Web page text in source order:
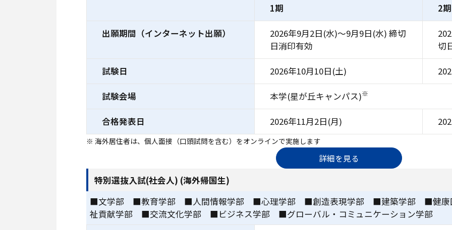
1期
2期
出願期間（インターネット出願）
2026年9月2日(水)～9月9日(水) 締切
日消印有効
切
試験日 2026年10月10日(土)
試験会場 本学(星が丘キャンパス)※
合格発表日 2026年11月2日(月)
※ 海外居住者は、個人面接（口頭試問を含む）をオンラインで実施します
詳細を見る
特別選抜入試(社会人) (海外帰国生)
■文学部 ■教育学部 ■人間情報学部 ■心理学部 ■創造表現学部 ■建築学部 ■健康
祉貢献学部 ■交流文化学部 ■ビジネス学部 ■グローバル・コミュニケーション学部